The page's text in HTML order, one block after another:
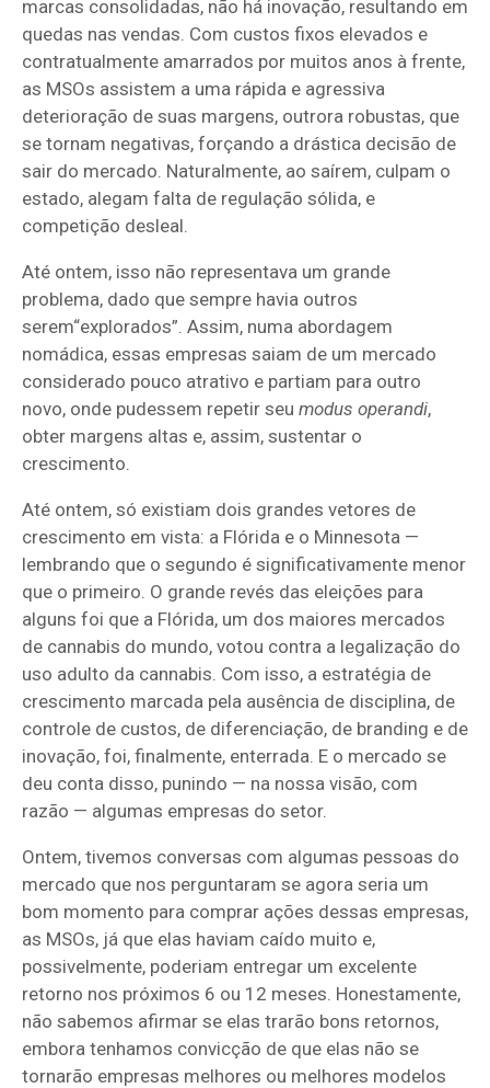
marcas consolidadas, não há inovação, resultando em
quedas nas vendas. Com custos fixos elevados e
contratualmente amarrados por muitos anos à frente,
as MSOs assistem a uma rápida e agressiva
deterioração de suas margens, outrora robustas, que
se tornam negativas, forçando a drástica decisão de
sair do mercado. Naturalmente, ao saírem, culpam o
estado, alegam falta de regulação sólida, e
competição desleal.
Até ontem, isso não representava um grande
problema, dado que sempre havia outros
serem“explorados”. Assim, numa abordagem
nomádica, essas empresas saiam de um mercado
considerado pouco atrativo e partiam para outro
novo, onde pudessem repetir seu modus operandi,
obter margens altas e, assim, sustentar o
crescimento.
Até ontem, só existiam dois grandes vetores de
crescimento em vista: a Flórida e o Minnesota —
lembrando que o segundo é significativamente menor
que o primeiro. O grande revés das eleições para
alguns foi que a Flórida, um dos maiores mercados
de cannabis do mundo, votou contra a legalização do
uso adulto da cannabis. Com isso, a estratégia de
crescimento marcada pela ausência de disciplina, de
controle de custos, de diferenciação, de branding e de
inovação, foi, finalmente, enterrada. E o mercado se
deu conta disso, punindo — na nossa visão, com
razão — algumas empresas do setor.
Ontem, tivemos conversas com algumas pessoas do
mercado que nos perguntaram se agora seria um
bom momento para comprar ações dessas empresas,
as MSOs, já que elas haviam caído muito e,
possivelmente, poderiam entregar um excelente
retorno nos próximos 6 ou 12 meses. Honestamente,
não sabemos afirmar se elas trarão bons retornos,
embora tenhamos convicção de que elas não se
tornarão empresas melhores ou melhores modelos